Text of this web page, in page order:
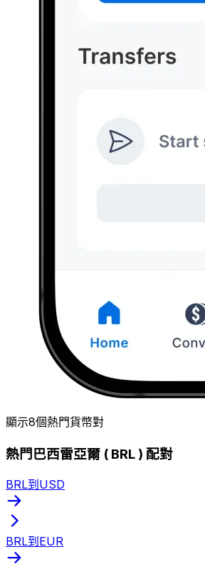
顯示8個熱門貨幣對
熱門巴西雷亞爾 ( BRL ) 配對
BRL到USD
BRL到EUR